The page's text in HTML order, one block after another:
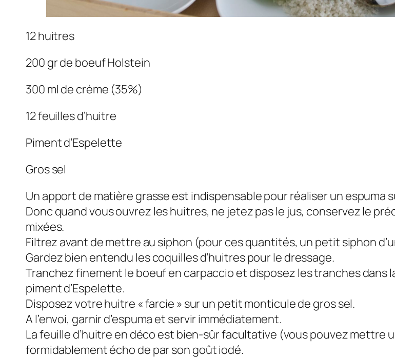
12 huitres
200 gr de boeuf Holstein
300 ml de crème (35%)
12 feuilles d’huitre
Piment d’Espelette
Gros sel
Un apport de matière grasse est indispensable pour réaliser un espuma
Donc quand vous ouvrez les huitres, ne jetez pas le jus, conservez le
mixées.
Filtrez avant de mettre au siphon (pour ces quantités, un petit siphon
Gardez bien entendu les coquilles d’huitres pour le dressage.
Tranchez finement le boeuf en carpaccio et disposez les tranches dans
piment d’Espelette.
Disposez votre huitre « farcie » sur un petit monticule de gros sel.
A l’envoi, garnir d’espuma et servir immédiatement.
La feuille d’huitre en déco est bien-sûr facultative (vous pouvez mettre
formidablement écho de par son goût iodé.